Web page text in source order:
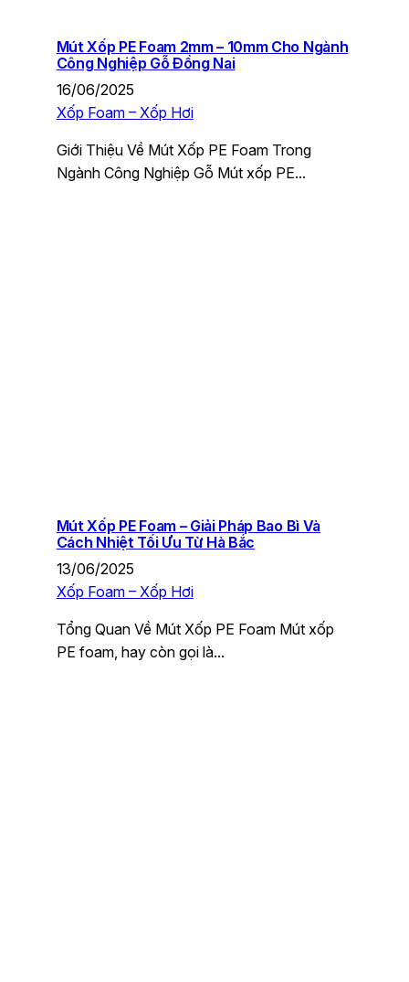
Mút Xốp PE Foam 2mm – 10mm Cho Ngành
Công Nghiệp Gỗ Đồng Nai
16/06/2025
Xốp Foam – Xốp Hơi
Giới Thiệu Về Mút Xốp PE Foam Trong
Ngành Công Nghiệp Gỗ Mút xốp PE…
Mút Xốp PE Foam – Giải Pháp Bao Bì Và
Cách Nhiệt Tối Ưu Từ Hà Bắc
13/06/2025
Xốp Foam – Xốp Hơi
Tổng Quan Về Mút Xốp PE Foam Mút xốp
PE foam, hay còn gọi là…